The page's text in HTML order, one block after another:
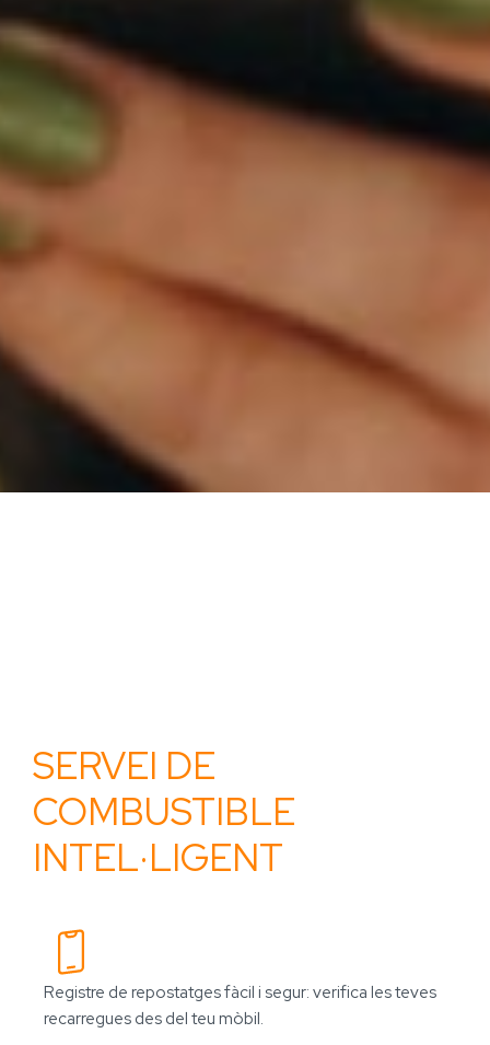
SERVEI DE
COMBUSTIBLE
INTEL·LIGENT
Registre de repostatges fàcil i segur: verifica les teves
recarregues des del teu mòbil.